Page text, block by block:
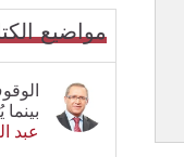
مواضيع
عبد